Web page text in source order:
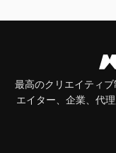
最高のクリエイティ
エイター、企業、代